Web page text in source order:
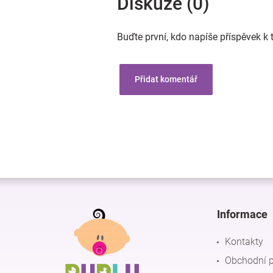
Buďte první, kdo napíše příspěvek k
Přidat komentář
Z
Informace
Kontakty
Obchodní